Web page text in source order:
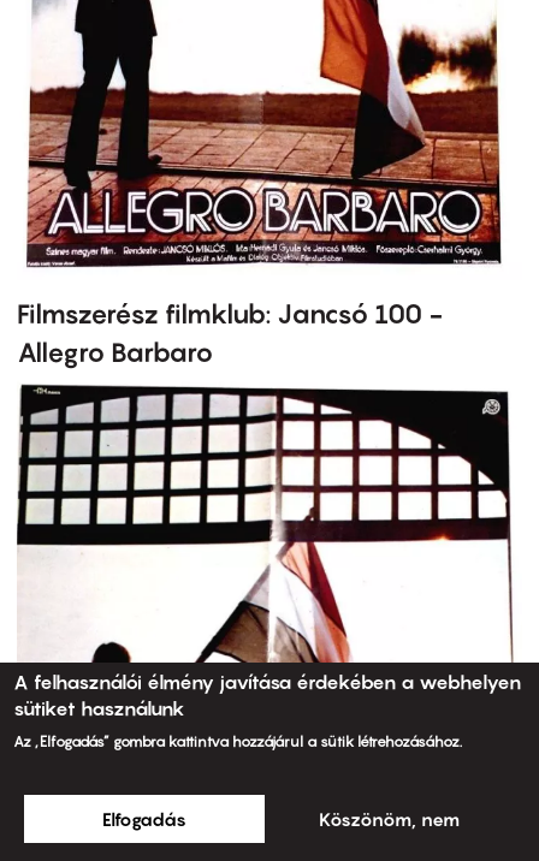
Filmszerész filmklub: Jancsó 100 -
Allegro Barbaro
A felhasználói élmény javítása érdekében a webhelyen
sütiket használunk
Az „Elfogadás” gombra kattintva hozzájárul a sütik létrehozásához.
Elfogadás Köszönöm, nem